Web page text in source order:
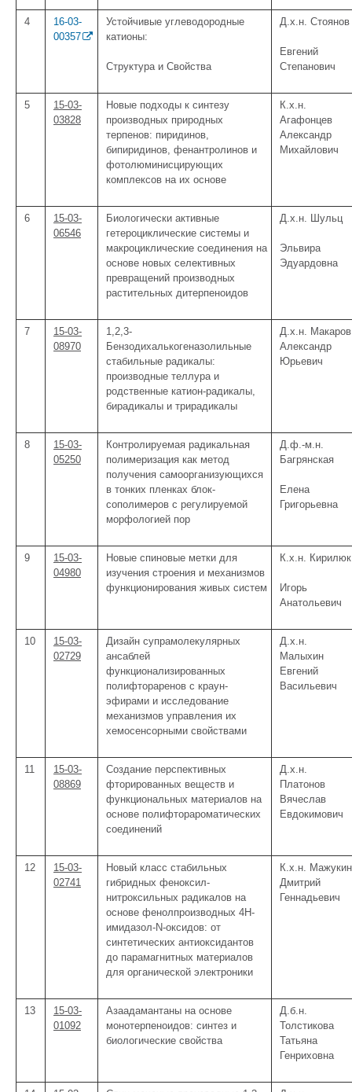
4
16-03-
00357
Устойчивые углеводородные
катионы:
Структура и Свойства
Д.х.н. Стоянов
Евгений
Степанович
5
15-03-
03828
Новые подходы к синтезу
производных природных
терпенов: пиридинов,
бипиридинов, фенантролинов и
фотолюминисцирующих
комплексов на их основе
К.х.н.
Агафонцев
Александр
Михайлович
6
15-03-
06546
Биологически активные
гетероциклические системы и
макроциклические соединения на
основе новых селективных
превращений производных
растительных дитерпеноидов
Д.х.н. Шульц
Эльвира
Эдуардовна
7
15-03-
08970
1,2,3-
Бензодихалькогеназолильные
стабильные радикалы:
производные теллура и
родственные катион-радикалы,
бирадикалы и трирадикалы
Д.х.н. Макаров
Александр
Юрьевич
8
15-03-
05250
Контролируемая радикальная
полимеризация как метод
получения самоорганизующихся
в тонких пленках блок-
сополимеров с регулируемой
морфологией пор
Д.ф.-м.н.
Багрянская
Елена
Григорьевна
9
15-03-
04980
Новые спиновые метки для
изучения строения и механизмов
функционирования живых систем
К.х.н. Кирилюк
Игорь
Анатольевич
10
15-03-
02729
Дизайн супрамолекулярных
ансаблей
функционализированных
полифтораренов с краун-
эфирами и исследование
механизмов управления их
хемосенсорными свойствами
Д.х.н.
Малыхин
Евгений
Васильевич
11
15-03-
08869
Создание перспективных
фторированных веществ и
функциональных материалов на
основе полифторароматических
соединений
Д.х.н.
Платонов
Вячеслав
Евдокимович
12
15-03-
02741
Новый класс стабильных
гибридных феноксил-
нитроксильных радикалов на
основе фенолпроизводных 4Н-
имидазол-N-оксидов: от
синтетических антиоксидантов
до парамагнитных материалов
для органической электроники
К.х.н. Мажукин
Дмитрий
Геннадьевич
13
15-03-
01092
Азаадамантаны на основе
монотерпеноидов: синтез и
биологические свойства
Д.б.н.
Толстикова
Татьяна
Генриховна